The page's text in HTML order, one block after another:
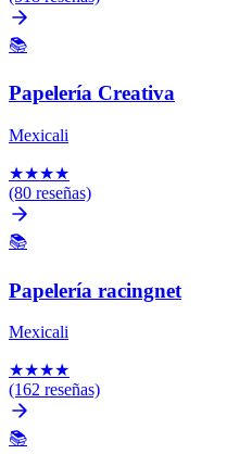
📚
Papelería Creativa
Mexicali
★★★★
(80 reseñas)
📚
Papelería racingnet
Mexicali
★★★★
(162 reseñas)
📚